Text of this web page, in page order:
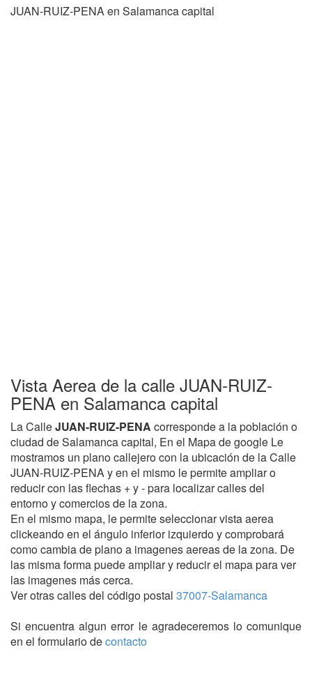
JUAN-RUIZ-PENA en Salamanca capital
Vista Aerea de la calle JUAN-RUIZ-
PENA en Salamanca capital
La CalleJUAN-RUIZ-PENA corresponde a la población o
ciudad de Salamanca capital, En el Mapa de google Le
mostramos un plano callejero con la ubicación de la Calle
JUAN-RUIZ-PENA y en el mismo le permite ampliar o
reducir con las flechas + y - para localizar calles del
entorno y comercios de la zona.
En el mismo mapa, le permite seleccionar vista aerea
clickeando en el ángulo inferior izquierdo y comprobará
como cambia de plano a imagenes aereas de la zona. De
las misma forma puede ampliar y reducir el mapa para ver
las imagenes más cerca.
Ver otras calles del código postal 37007-Salamanca
Si encuentra algun error le agradeceremos lo comunique
en el formulario decontacto